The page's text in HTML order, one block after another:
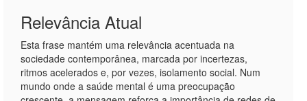
Relevância Atual
Esta frase mantém uma relevância acentuada na
sociedade contemporânea, marcada por incertezas,
ritmos acelerados e, por vezes, isolamento social. Num
mundo onde a saúde mental é uma preocupação